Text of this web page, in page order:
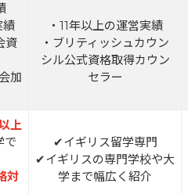
績
資
加
・11年以上の運営実績
・ブリティッシュカウン
シル公式資格取得カウン
セラー
上
で
対
✔イギリス留学専門
✔イギリスの専門学校や大
学まで幅広く紹介